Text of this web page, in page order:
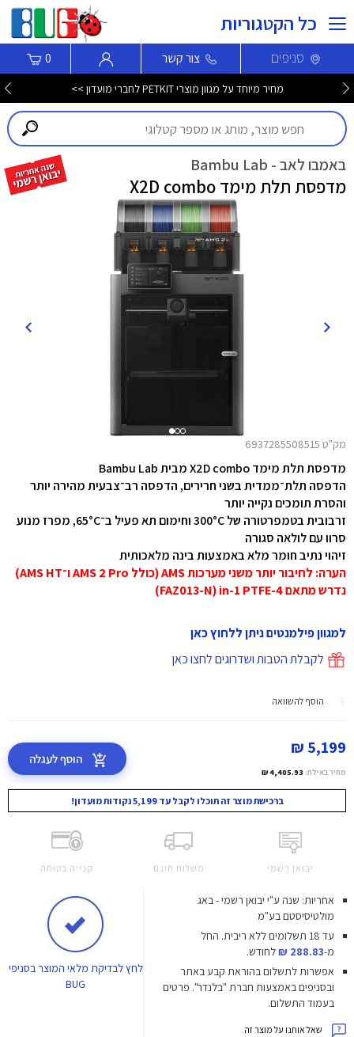
כל הקטגוריות
סניפים צור קשר 0
מגוון מוצרי חשמל במחירים משתלמים >>
באמבו לאב - Bambu Lab
מדפסת תלת מימד X2D combo
מק"ט 6937285508515
מדפסת תלת מימד X2D combo מבית Bambu Lab
הדפסה תלת־ממדית בשני חרירים, הדפסה רב־צבעית מהירה יותר
והסרת תומכים נקייה יותר
זרבובית בטמפרטורה של 300°C וחימום תא פעיל ב־65°C, מפרז מנוע
סרוו עם לולאה סגורה
זיהוי נתיב חומר מלא באמצעות בינה מלאכותית
הערה: לחיבור יותר משני מערכות AMS (כולל AMS 2 Pro ו־AMS HT)
נדרש מתאם 4-in-1 PTFE ‏(FAZ013-N)
למגוון פילמנטים ניתן ללחוץ כאן
לקבלת הטבות ושדרוגים לחצו כאן
הוסף להשוואה
5,199 ₪
מחיר באילת: 4,405.93 ₪
הוסף לעגלה
ברכישת מוצר זה תוכלו לקבל עד 5,199 נקודות מועדון!
יבואן רשמי משלוח חינם קנייה בטוחה
אחריות: שנה ע"י יבואן רשמי - באג
מולטיסיסטם בע"מ
עד 18 תשלומים ללא ריבית.
החל
מ-288.83 ₪
לחודש.
אפשרות לתשלום בהוראת קבע באתר
ובסניפים באמצעות חברת "בלנדר". פרטים
בעמוד התשלום.
שאל אותנו על מוצר זה
לחץלבדיקת מלאי המוצר בסניפי
BUG